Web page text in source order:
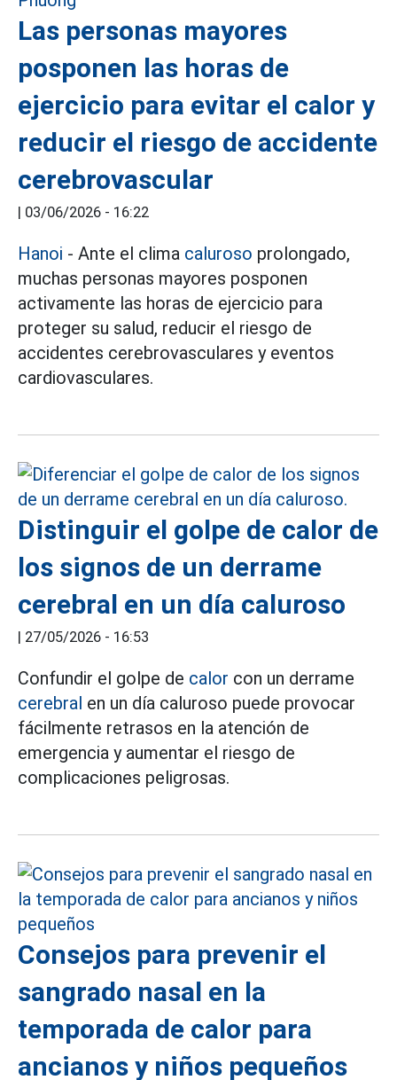
Las personas mayores
posponen las horas de
ejercicio para evitar el calor y
reducir el riesgo de accidente
cerebrovascular
| 03/06/2026 - 16:22
Hanoi - Ante el clima caluroso prolongado,
muchas personas mayores posponen
activamente las horas de ejercicio para
proteger su salud, reducir el riesgo de
accidentes cerebrovasculares y eventos
cardiovasculares.
Distinguir el golpe de calor de
los signos de un derrame
cerebral en un día caluroso
| 27/05/2026 - 16:53
Confundir el golpe de calor con un derrame
cerebral en un día caluroso puede provocar
fácilmente retrasos en la atención de
emergencia y aumentar el riesgo de
complicaciones peligrosas.
Consejos para prevenir el
sangrado nasal en la
temporada de calor para
ancianos y niños pequeños